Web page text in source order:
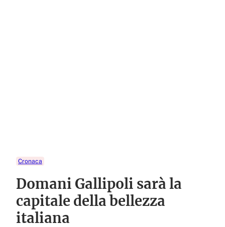
Cronaca
Domani Gallipoli sarà la
capitale della bellezza
italiana